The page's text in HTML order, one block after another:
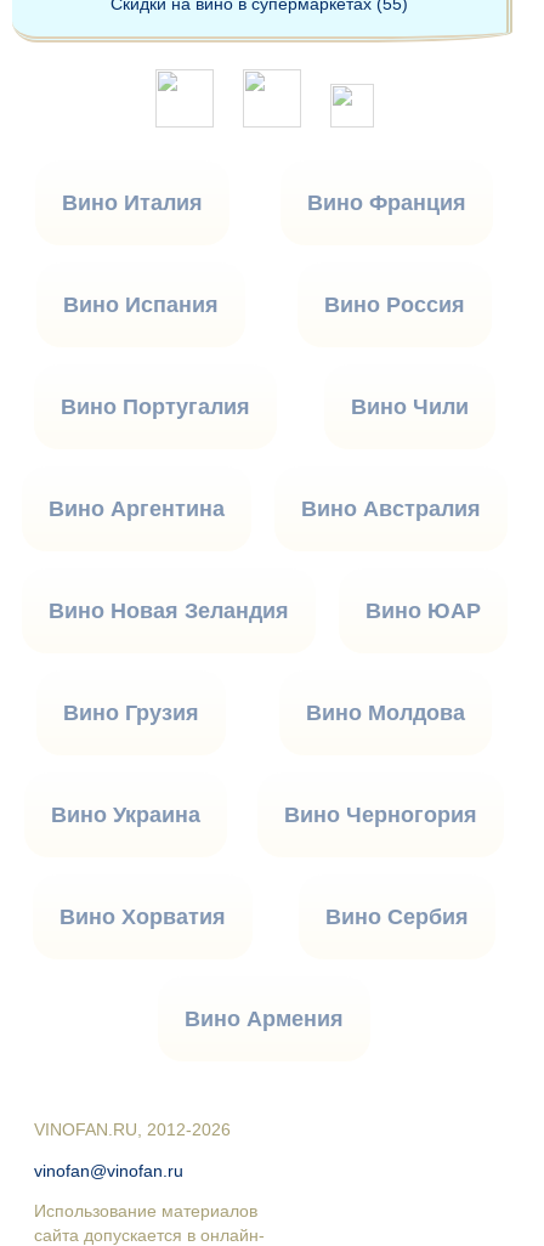
Вино Италия Вино Франция
Вино Испания Вино Россия
Вино Португалия Вино Чили
Вино Аргентина Вино Австралия
Вино Новая Зеландия Вино ЮАР
Вино Грузия Вино Молдова
Вино Украина Вино Черногория
Вино Хорватия Вино Сербия
Вино Армения
VINOFAN.RU, 2012-2026
vinofan@vinofan.ru
Использование материалов
сайта допускается в онлайн-